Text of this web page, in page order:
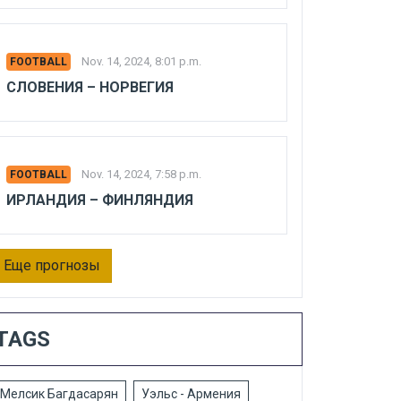
FOOTBALL Nov. 14, 2024, 8:01 p.m.
СЛОВЕНИЯ – НОРВЕГИЯ
FOOTBALL Nov. 14, 2024, 7:58 p.m.
ИРЛАНДИЯ – ФИНЛЯНДИЯ
Еще прогнозы
Мелсик Багдасарян Уэльс - Армения